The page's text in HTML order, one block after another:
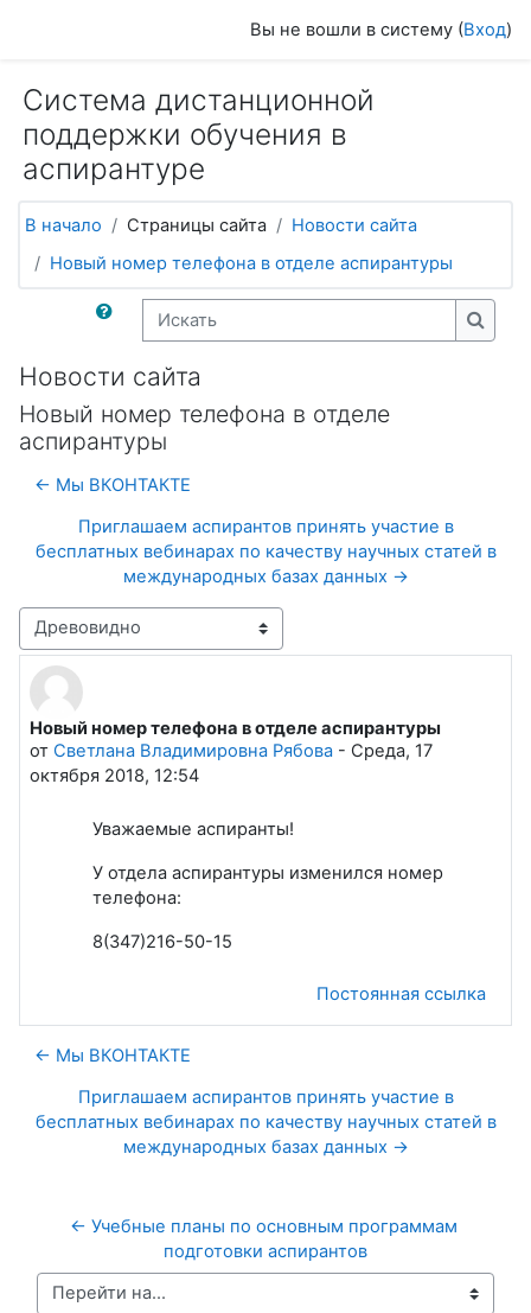
Вы не вошли в систему (Вход)
Система дистанционной
поддержки обучения в
аспирантуре
В начало Страницы сайта
Новости сайта
Новый номер телефона в отделе аспирантуры
Искать
Новости сайта
Новый номер телефона в отделе
аспирантуры
← Мы ВКОНТАКТЕ
Приглашаем аспирантов принять участие в
бесплатных вебинарах по качеству научных статей в
международных базах данных →
Режим отображения
Новый номер телефона в отделе аспирантуры
от Светлана Владимировна Рябова - Среда, 17
октября 2018, 12:54
Количество ответов: 0
Уважаемые аспиранты!
У отдела аспирантуры изменился номер
телефона:
8(347)216-50-15
Постоянная ссылка
← Мы ВКОНТАКТЕ
Приглашаем аспирантов принять участие в
бесплатных вебинарах по качеству научных статей в
международных базах данных →
← Учебные планы по основным программам
подготовки аспирантов
Перейти на...